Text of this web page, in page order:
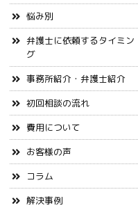
悩み別
弁護士に依頼するタイミン
グ
事務所紹介・弁護士紹介
初回相談の流れ
費用について
お客様の声
コラム
解決事例